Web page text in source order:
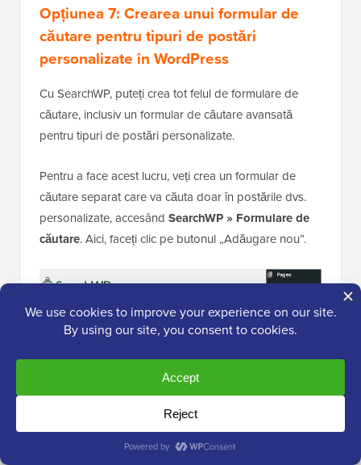
Opțiunea 7: Crearea unui formular de
căutare pentru tipuri de postări
personalizate în WordPress
Cu SearchWP, puteți crea tot felul de formulare de
căutare, inclusiv un formular de căutare avansată
pentru tipuri de postări personalizate.
Pentru a face acest lucru, veți crea un formular de
căutare separat care va căuta doar în postările dvs.
personalizate, accesând SearchWP» Formulare de
căutare. Aici, faceți clic pe butonul „Adăugare nou”.
Acum puteți da formularului un titlu descriptiv.
Acest lucru este doar pentru referința dvs., astfel încât